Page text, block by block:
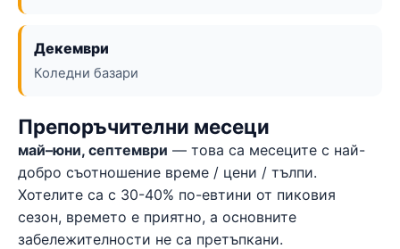
Декември
Коледни базари
Препоръчителни месеци
май–юни, септември — това са месеците с най-
добро съотношение време / цени / тълпи.
Хотелите са с 30-40% по-евтини от пиковия
сезон, времето е приятно, а основните
забележителности не са претъпкани.